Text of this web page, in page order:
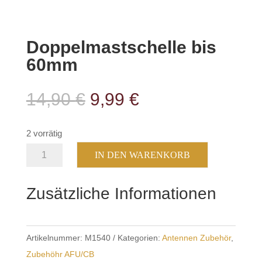
Doppelmastschelle bis
60mm
14,90€ Ursprünglicher
14,90 €
9,99 €Aktueller
9,99 €.
2 vorrätig
Doppelmastschelle
Menge
IN DEN WARENKORB
Zusätzliche Informationen
Artikelnummer: M1540 Kategorien: Antennen Zubehör,
Zubehöhr AFU/CB